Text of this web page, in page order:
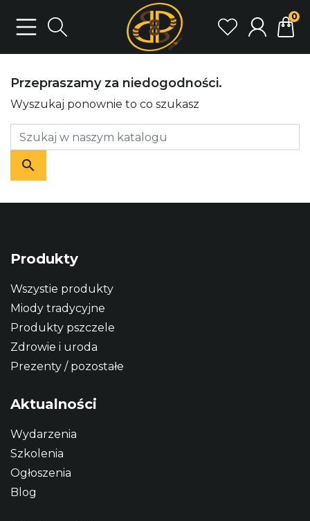
0
Przepraszamy za niedogodności.
Wyszukaj ponownie to co szukasz
Produkty
Wszystie produkty
Miody tradycyjne
Produkty pszczele
Zdrowie i uroda
Prezenty / pozostałe
Aktualności
Wydarzenia
Szkolenia
Ogłoszenia
Blog